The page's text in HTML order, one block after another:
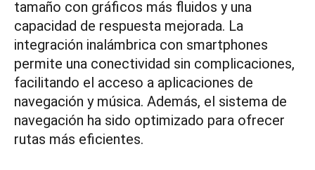
tamaño con gráficos más fluidos y una
capacidad de respuesta mejorada. La
integración inalámbrica con smartphones
permite una conectividad sin complicaciones,
facilitando el acceso a aplicaciones de
navegación y música. Además, el sistema de
navegación ha sido optimizado para ofrecer
rutas más eficientes.